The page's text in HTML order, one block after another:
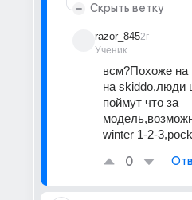
Скрыть ветку
razor_845
Ученик
2г
всм?Похоже на
на skiddo,люди
поймут что за
winter 1-2-
0